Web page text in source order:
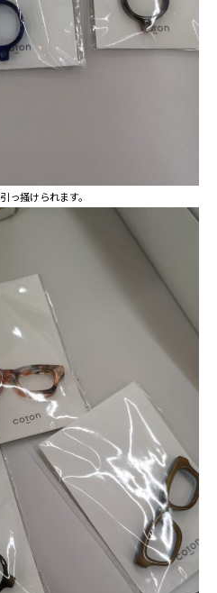
っ掻けられます。